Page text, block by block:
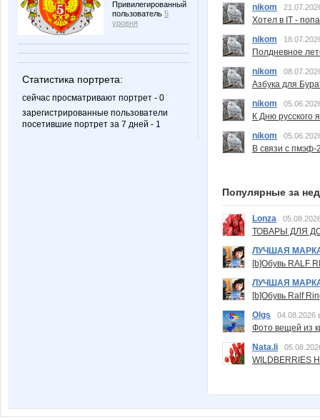
Привилегированный
пользователь 5
уровня
Статистика портрета:
сейчас просматривают портрет - 0
зарегистрированные пользователи
посетившие портрет за 7 дней - 1
nikom
Хотел в IT -
nikom
Полдневное
nikom
Азбука для
nikom
К Дню русского
nikom
В связи с пмэф-
Популярные за
Lonza
ТОВАРЫ ДЛЯ
ЛУЧШАЯ
[b]Обувь RALF
ЛУЧШАЯ
[b]Обувь Ralf
Olgs
04.08.2026
Фото вещей из
Nata.li